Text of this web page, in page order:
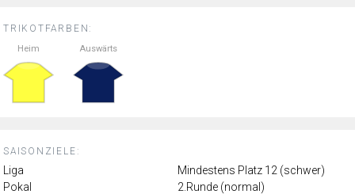
TRIKOTFARBEN:
Heim Auswärts
SAISONZIELE:
Liga
Mindestens Platz 12 (schwer)
Pokal
2.Runde (normal)